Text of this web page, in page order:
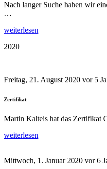
Nach langer Suche haben wir
…
weiterlesen
2020
Freitag, 21. August 2020 vor 5
Zertifikat
Martin Kalteis hat das Zertifikat
weiterlesen
Mittwoch, 1. Januar 2020 vor 6